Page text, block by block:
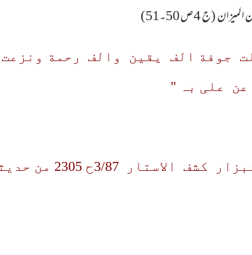
(ج 4ص 50۔51)
جوفة الف يقين والف رحمة
10) " لو ددت انها في قلبه كل انسان من امتي يعني يس " (: